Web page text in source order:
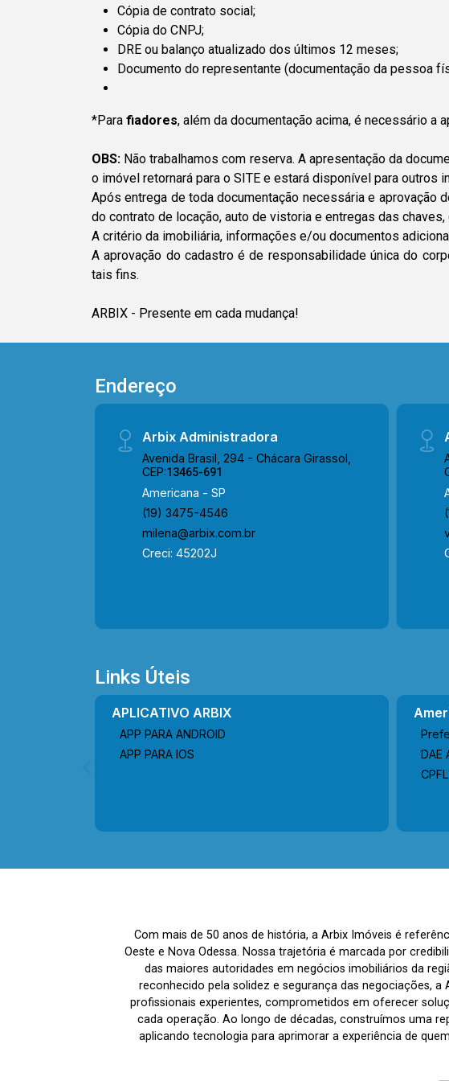
Cópia de contrato social;
Cópia do CNPJ;
DRE ou balanço atualizado dos últimos 12 meses;
Documento do representante (documentação da pessoa
*Para fiadores, além da documentação acima, é necessário a
OBS: Não trabalhamos com reserva. A apresentação da
o imóvel retornará para o SITE e estará disponível para outros
Após entrega de toda documentação necessária e aprovação
do contrato de locação, auto de vistoria e entregas das
A critério da imobiliária, informações e/ou documentos
A aprovação do cadastro é de responsabilidade única do
tais fins.
ARBIX - Presente em cada mudança!
Endereço
Arbix Administradora
Avenida Brasil, 294 - Chácara Girassol,
CEP:13465-691
Americana - SP
(19) 3475-4546
milena@arbix.com.br
Creci: 45202J
Links Úteis
APLICATIVO ARBIX
APP PARA ANDROID
APP PARA IOS
DAE
CPFL
Com mais de 50 anos de história, a Arbix Imóveis é
Oeste e Nova Odessa. Nossa trajetória é marcada por
das maiores autoridades em negócios imobiliários da
reconhecido pela solidez e segurança das negociações,
profissionais experientes, comprometidos em oferecer
cada operação. Ao longo de décadas, construímos uma
aplicando tecnologia para aprimorar a experiência de